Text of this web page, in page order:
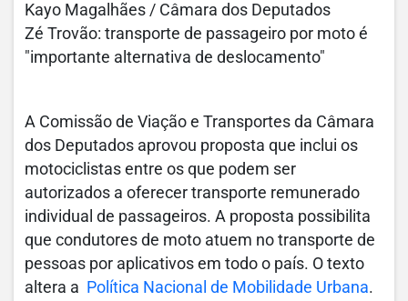
Kayo Magalhães / Câmara dos Deputados
Zé Trovão: transporte de passageiro por moto é
"importante alternativa de deslocamento"
A Comissão de Viação e Transportes da Câmara
dos Deputados aprovou proposta que inclui os
motociclistas entre os que podem ser
autorizados a oferecer transporte remunerado
individual de passageiros. A proposta possibilita
que condutores de moto atuem no transporte de
pessoas por aplicativos em todo o país. O texto
altera a Política Nacional de Mobilidade Urbana.